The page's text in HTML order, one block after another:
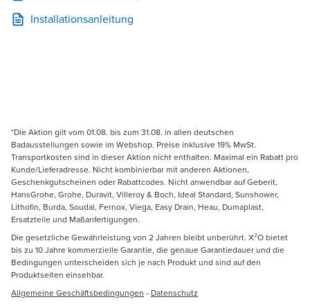
Installationsanleitung
*Die Aktion gilt vom 01.08. bis zum 31.08. in allen deutschen
Badausstellungen sowie im Webshop. Preise inklusive 19% MwSt.
Transportkosten sind in dieser Aktion nicht enthalten. Maximal ein Rabatt pro
Kunde/Lieferadresse. Nicht kombinierbar mit anderen Aktionen,
Geschenkgutscheinen oder Rabattcodes. Nicht anwendbar auf Geberit,
HansGrohe, Grohe, Duravit, Villeroy & Boch, Ideal Standard, Sunshower,
Lithofin, Burda, Soudal, Fernox, Viega, Easy Drain, Heau, Dumaplast,
Ersatzteile und Maßanfertigungen.
Die gesetzliche Gewährleistung von 2 Jahren bleibt unberührt. X²O bietet
bis zu 10 Jahre kommerzielle Garantie, die genaue Garantiedauer und die
Bedingungen unterscheiden sich je nach Produkt und sind auf den
Produktseiten einsehbar.
Allgemeine Geschäftsbedingungen - Datenschutz